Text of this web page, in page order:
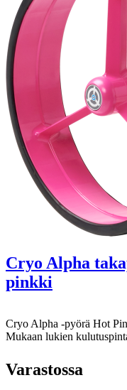
Cryo Alpha
pinkki
Cryo Alpha -pyörä Hot
Mukaan lukien
Varastossa